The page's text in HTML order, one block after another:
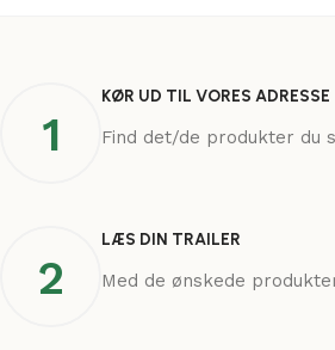
1
KØR UD TIL VORES ADRESSE
Find det/de produkter du
2
LÆS DIN TRAILER
Med de ønskede